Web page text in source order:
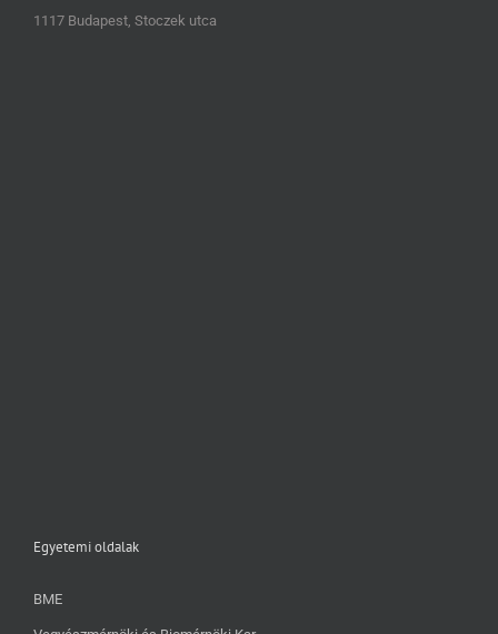
1117 Budapest, Stoczek utca
Egyetemi oldalak
BME